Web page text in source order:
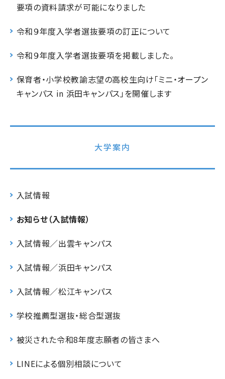
要項の資料請求が可能になりました
令和９年度入学者選抜要項の訂正について
令和９年度入学者選抜要項を掲載しました。
保育者・小学校教諭志望の高校生向け「ミニ・オープン
キャンパス in 浜田キャンパス」を開催します
大学案内
入試情報
お知らせ（入試情報）
入試情報／出雲キャンパス
入試情報／浜田キャンパス
入試情報／松江キャンパス
学校推薦型選抜・総合型選抜
被災された令和8年度志願者の皆さまへ
LINEによる個別相談について